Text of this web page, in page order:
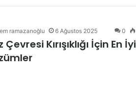
ramazanoğlu 6 Ağustos 2025 0
Çevresi Kırışıklığı İçin En İyi